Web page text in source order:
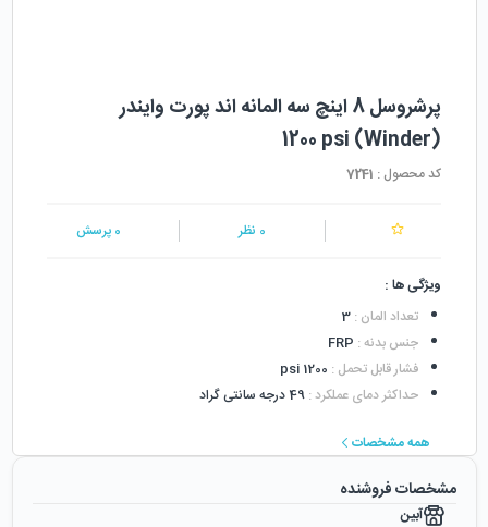
پرشروسل 8 اینچ سه المانه اند پورت وایندر
(Winder) 1200 psi
کد محصول : 7241
0 نظر 0 پرسش
ویژگی ها :
تعداد المان :
3
جنس بدنه:
FRP
فشار قابل تحمل :
1200 psi
حداکثر دمای عملکرد: 49 درجه سانتی گراد
همه مشخصات
مشخصات فروشنده
آبین